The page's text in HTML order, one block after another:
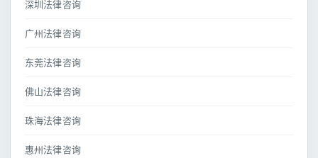
深圳法律咨询
广州法律咨询
东莞法律咨询
佛山法律咨询
珠海法律咨询
惠州法律咨询